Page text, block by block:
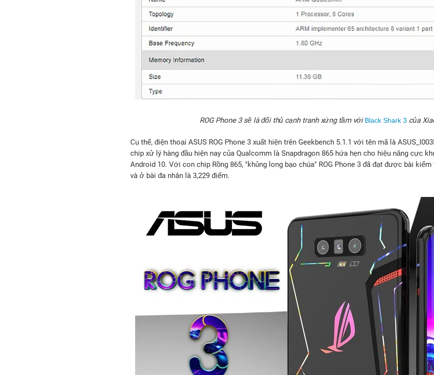
ROG Phone 3 sẽ là đối thủ cạnh tranh xứng tầm với Black Shark 3 của
Cụ thể, điện thoại ASUS ROG Phone 3 xuất hiện trên Geekbench 5.1.1 với tên mã là
chip xử lý hàng đầu hiện nay của Qualcomm là Snapdragon 865 hứa hẹn cho hiệu năng cực
Android 10. Với con chip Rồng 865, "khủng long bạo chúa" ROG Phone 3 đã đạt được bài
và ở bài đa nhân là 3,229 điểm.